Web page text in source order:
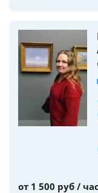
от 1 500 руб / час